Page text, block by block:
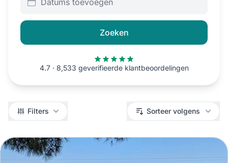
Datums toevoegen
Zoeken
4.7 · 8,533 geverifieerde klantbeoordelingen
Filters Filters Sorteer volgens